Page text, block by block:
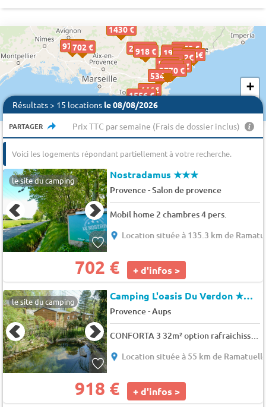
702 € 918 €
979 €
1335 €
1430 €
1556 €
1678 €
2390 €
2770 €
534€
528€
214€
190€
402€
446€
504€
567€502€
479€
534€
528€
214€
190€
402€
446€
504€
567€502€
479€
534€
+
Résultats > 15 locations le 08/08/2026
PARTAGER Prix TTC par semaine (Frais de dossier inclus)
Voici les logements répondant partiellement à votre recherche.
le site du camping Nostradamus★★★
Provence-Salon de provence
Mobil home 2 chambres 4 pers.
Location située à 135.3 km de
702 € + d'infos >
le site du camping Camping L'oasis Du Verdon★★★
Provence-Aups
Location située à 55 km de
918 € + d'infos >